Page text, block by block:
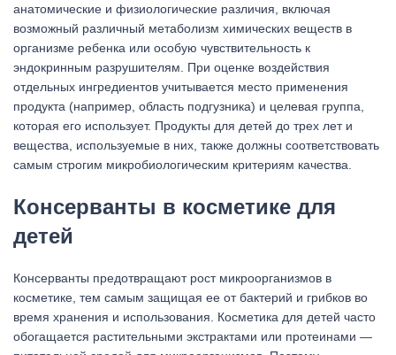
анатомические и физиологические различия, включая
возможный различный метаболизм химических веществ в
организме ребенка или особую чувствительность к
эндокринным разрушителям. При оценке воздействия
отдельных ингредиентов учитывается место применения
продукта (например, область подгузника) и целевая группа,
которая его использует. Продукты для детей до трех лет и
вещества, используемые в них, также должны соответствовать
самым строгим микробиологическим критериям качества.
Консерванты в косметике для
детей
Консерванты предотвращают рост микроорганизмов в
косметике, тем самым защищая ее от бактерий и грибков во
время хранения и использования. Косметика для детей часто
обогащается растительными экстрактами или протеинами —